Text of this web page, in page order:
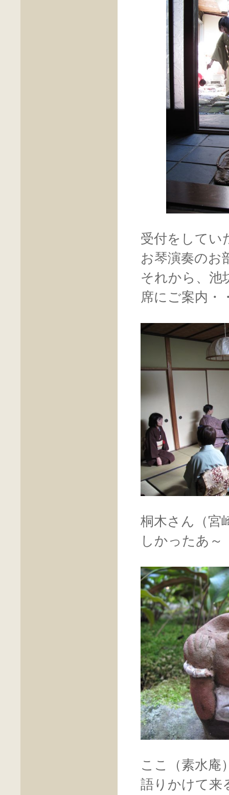
受付をしてい
お琴演奏のお
それから、池
席にご案内・
桐木さん（宮
しかったあ～
ここ（素水庵
語りかけて来